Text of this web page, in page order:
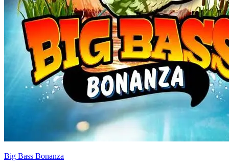
Big Bass Bonanza